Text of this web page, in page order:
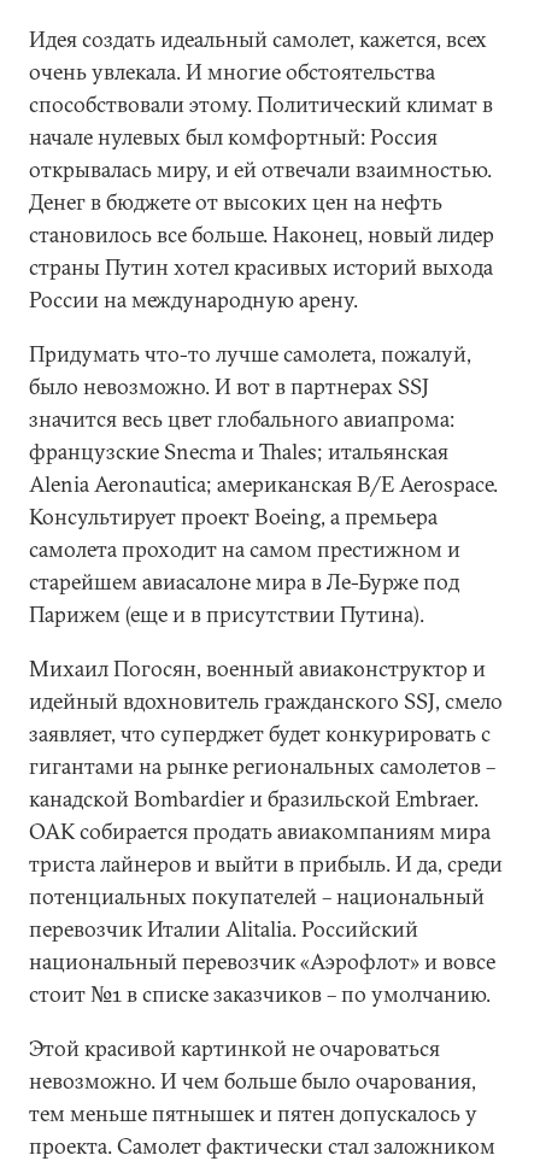
Идея создать идеальный самолет, кажется, всех
очень увлекала. И многие обстоятельства
способствовали этому. Политический климат в
начале нулевых был комфортный: Россия
открывалась миру, и ей отвечали взаимностью.
Денег в бюджете от высоких цен на нефть
становилось все больше. Наконец, новый лидер
страны Путин хотел красивых историй выхода
России на международную арену.
Придумать что-то лучше самолета, пожалуй,
было невозможно. И вот в партнерах SSJ
значится весь цвет глобального авиапрома:
французские Snecma и Thales; итальянская
Alenia Aeronautica; американская B/E Aerospace.
Консультирует проект Boeing, а премьера
самолета проходит на самом престижном и
старейшем авиасалоне мира в Ле-Бурже под
Парижем (еще и в присутствии Путина).
Михаил Погосян, военный авиаконструктор и
идейный вдохновитель гражданского SSJ, смело
заявляет, что суперджет будет конкурировать с
гигантами на рынке региональных самолетов –
канадской Bombardier и бразильской Embraer.
ОАК собирается продать авиакомпаниям мира
триста лайнеров и выйти в прибыль. И да, среди
потенциальных покупателей – национальный
перевозчик Италии Alitalia. Российский
национальный перевозчик «Аэрофлот» и вовсе
стоит №1 в списке заказчиков – по умолчанию.
Этой красивой картинкой не очароваться
невозможно. И чем больше было очарования,
тем меньше пятнышек и пятен допускалось у
проекта. Самолет фактически стал заложником